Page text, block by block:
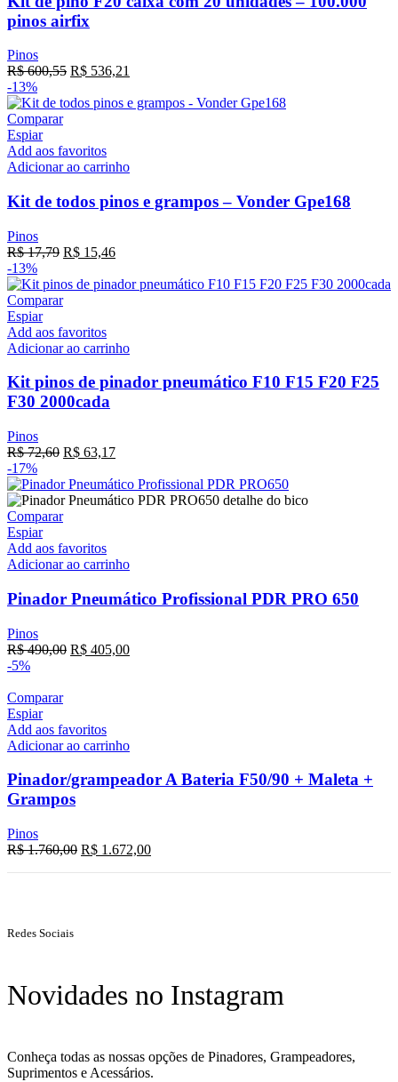
pinos airfix
Pinos
R$600,55 R$ 536,21
-13%
Comparar
Espiar
Add aos favoritos
Adicionar ao carrinho
Kit de todos pinos e grampos – Vonder Gpe168
Pinos
R$17,79 R$ 15,46
-13%
Comparar
Espiar
Add aos favoritos
Adicionar ao carrinho
Kit pinos de pinador pneumático F10 F15 F20 F25
F30 2000cada
Pinos
R$72,60 R$ 63,17
-17%
Comparar
Espiar
Add aos favoritos
Adicionar ao carrinho
Pinador Pneumático Profissional PDR PRO 650
Pinos
R$490,00 R$ 405,00
-5%
Comparar
Espiar
Add aos favoritos
Adicionar ao carrinho
Pinador/grampeador A Bateria F50/90 + Maleta +
Grampos
Pinos
R$1.760,00 R$ 1.672,00
Redes Sociais
Novidades no Instagram
Conheça todas as nossas opções de Pinadores, Grampeadores,
Suprimentos e Acessários.